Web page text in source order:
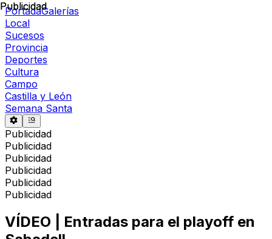
PortadaGalerías
Local
Sucesos
Provincia
Deportes
Cultura
Campo
Castilla y León
Semana Santa
Publicidad
Publicidad
Publicidad
Publicidad
Publicidad
Publicidad
Publicidad
VÍDEO | Entradas para el playoff en
Publicidad